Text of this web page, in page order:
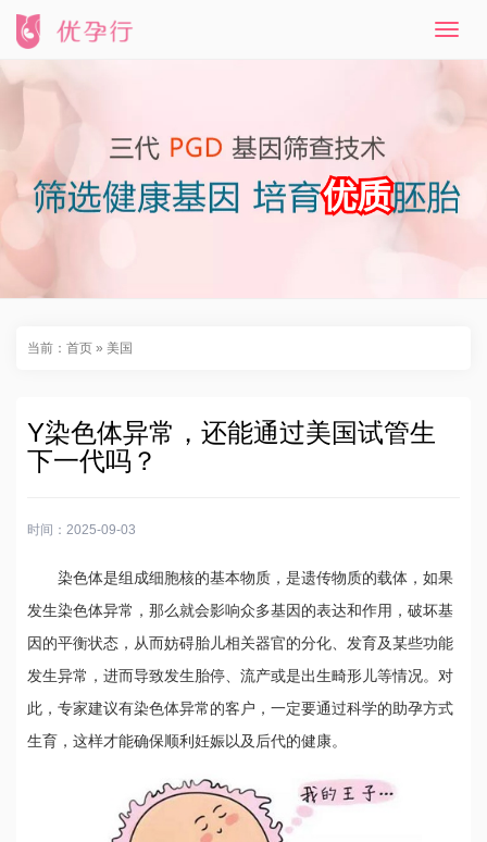
T
v
i
g
当前： 首页 » 美国
Y染色体异常，还能通过美国试管生
下一代吗？
时间：2025-09-03
染色体是组成细胞核的基本物质，是遗传物质的载体，如果
发生染色体异常，那么就会影响众多基因的表达和作用，破坏基
因的平衡状态，从而妨碍胎儿相关器官的分化、发育及某些功能
发生异常，进而导致发生胎停、流产或是出生畸形儿等情况。对
此，专家建议有染色体异常的客户，一定要通过科学的助孕方式
生育，这样才能确保顺利妊娠以及后代的健康。